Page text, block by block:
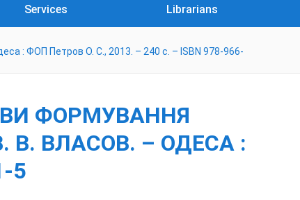
Services Librarians
: ФОП Петров О. С., 2013. – 240 с. – ISBN 978-966-
ФОРМУВАННЯ
ВЛАСОВ. – ОДЕСА :
5